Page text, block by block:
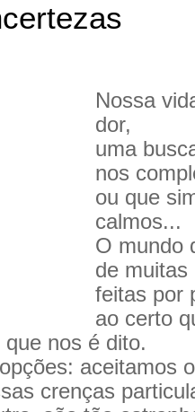
Nossa
dor,
uma
nos
ou que
calmos...
O mundo
de muitas
feitas por
ao certo
nos é dito.
aceitamos
crenças